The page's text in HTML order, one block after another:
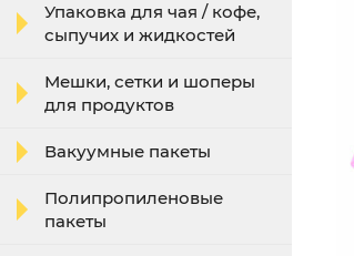
Упаковка для чая / кофе,
сыпучих и жидкостей
Мешки, сетки и шоперы
для продуктов
Вакуумные пакеты
Полипропиленовые
пакеты